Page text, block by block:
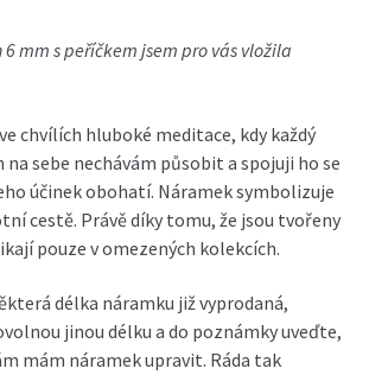
mm s peříčkem jsem pro vás vložila
chvílích hluboké meditace, kdy každý
sebe nechávám působit a spojuji ho se
účinek obohatí. Náramek symbolizuje
cestě. Právě díky tomu, že jsou tvořeny
pouze v omezených kolekcích.
délka náramku již vyprodaná,
jinou délku a do poznámky uveďte,
mám náramek upravit. Ráda tak